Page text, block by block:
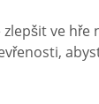
ve